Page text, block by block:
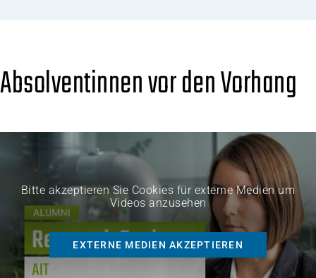
Absolventinnen vor den Vorhang
Bitte akzeptieren Sie Cookies für externe Medien um
Videos anzusehen
EXTERNE MEDIEN AKZEPTIEREN